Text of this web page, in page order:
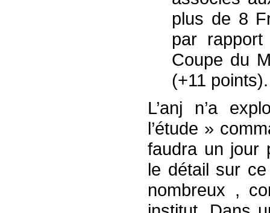
plus de 8
par
Coupe du
(+11 points).
L’anj n’a
l’étude »
faudra un jour
le détail sur
nombreux ,